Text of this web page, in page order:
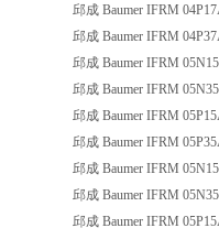
邱成 Baumer IFRM
邱成 Baumer IFRM
邱成 Baumer IFRM
邱成 Baumer IFRM
邱成 Baumer IFRM
邱成 Baumer IFRM
邱成 Baumer IFRM
邱成 Baumer IFRM
邱成 Baumer IFRM